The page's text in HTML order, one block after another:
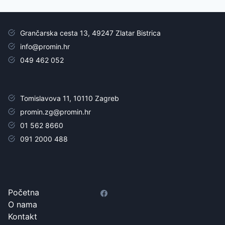
Grančarska cesta 13, 49247 Zlatar Bistrica
info@promin.hr
049 462 052
Tomislavova 11, 10110 Zagreb
promin.zg@promin.hr
01 562 8660
091 2000 488
Početna
O nama
Kontakt